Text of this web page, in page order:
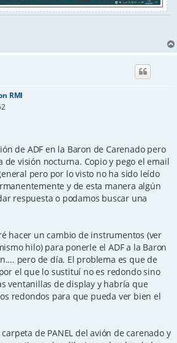
RMI
de ADF en la Baron de Carenado pero
visión nocturna. Copio y pego el email
pero por lo visto no ha sido leído
y de esta manera algún
respuesta o podamos buscar una
hacer un cambio de instrumentos (ver
hilo) para ponerle el ADF a la Baron
pero de día. El problema es que de
el que lo sustituí no es redondo sino
ventanillas de display y habría que
redondos para que pueda ver bien el
de PANEL del avión de carenado y